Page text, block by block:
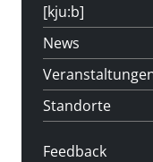
[kju:b]
News
Standorte
Feedback